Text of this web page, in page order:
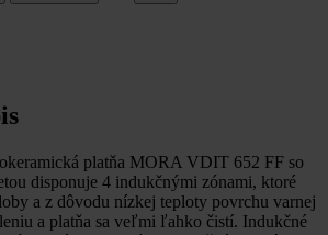
platňa MORA VDIT 652 FF so
disponuje 4 indukčnými zónami, ktoré
a z dôvodu nízkej teploty povrchu varnej
a platňa sa veľmi ľahko čistí. Indukčné